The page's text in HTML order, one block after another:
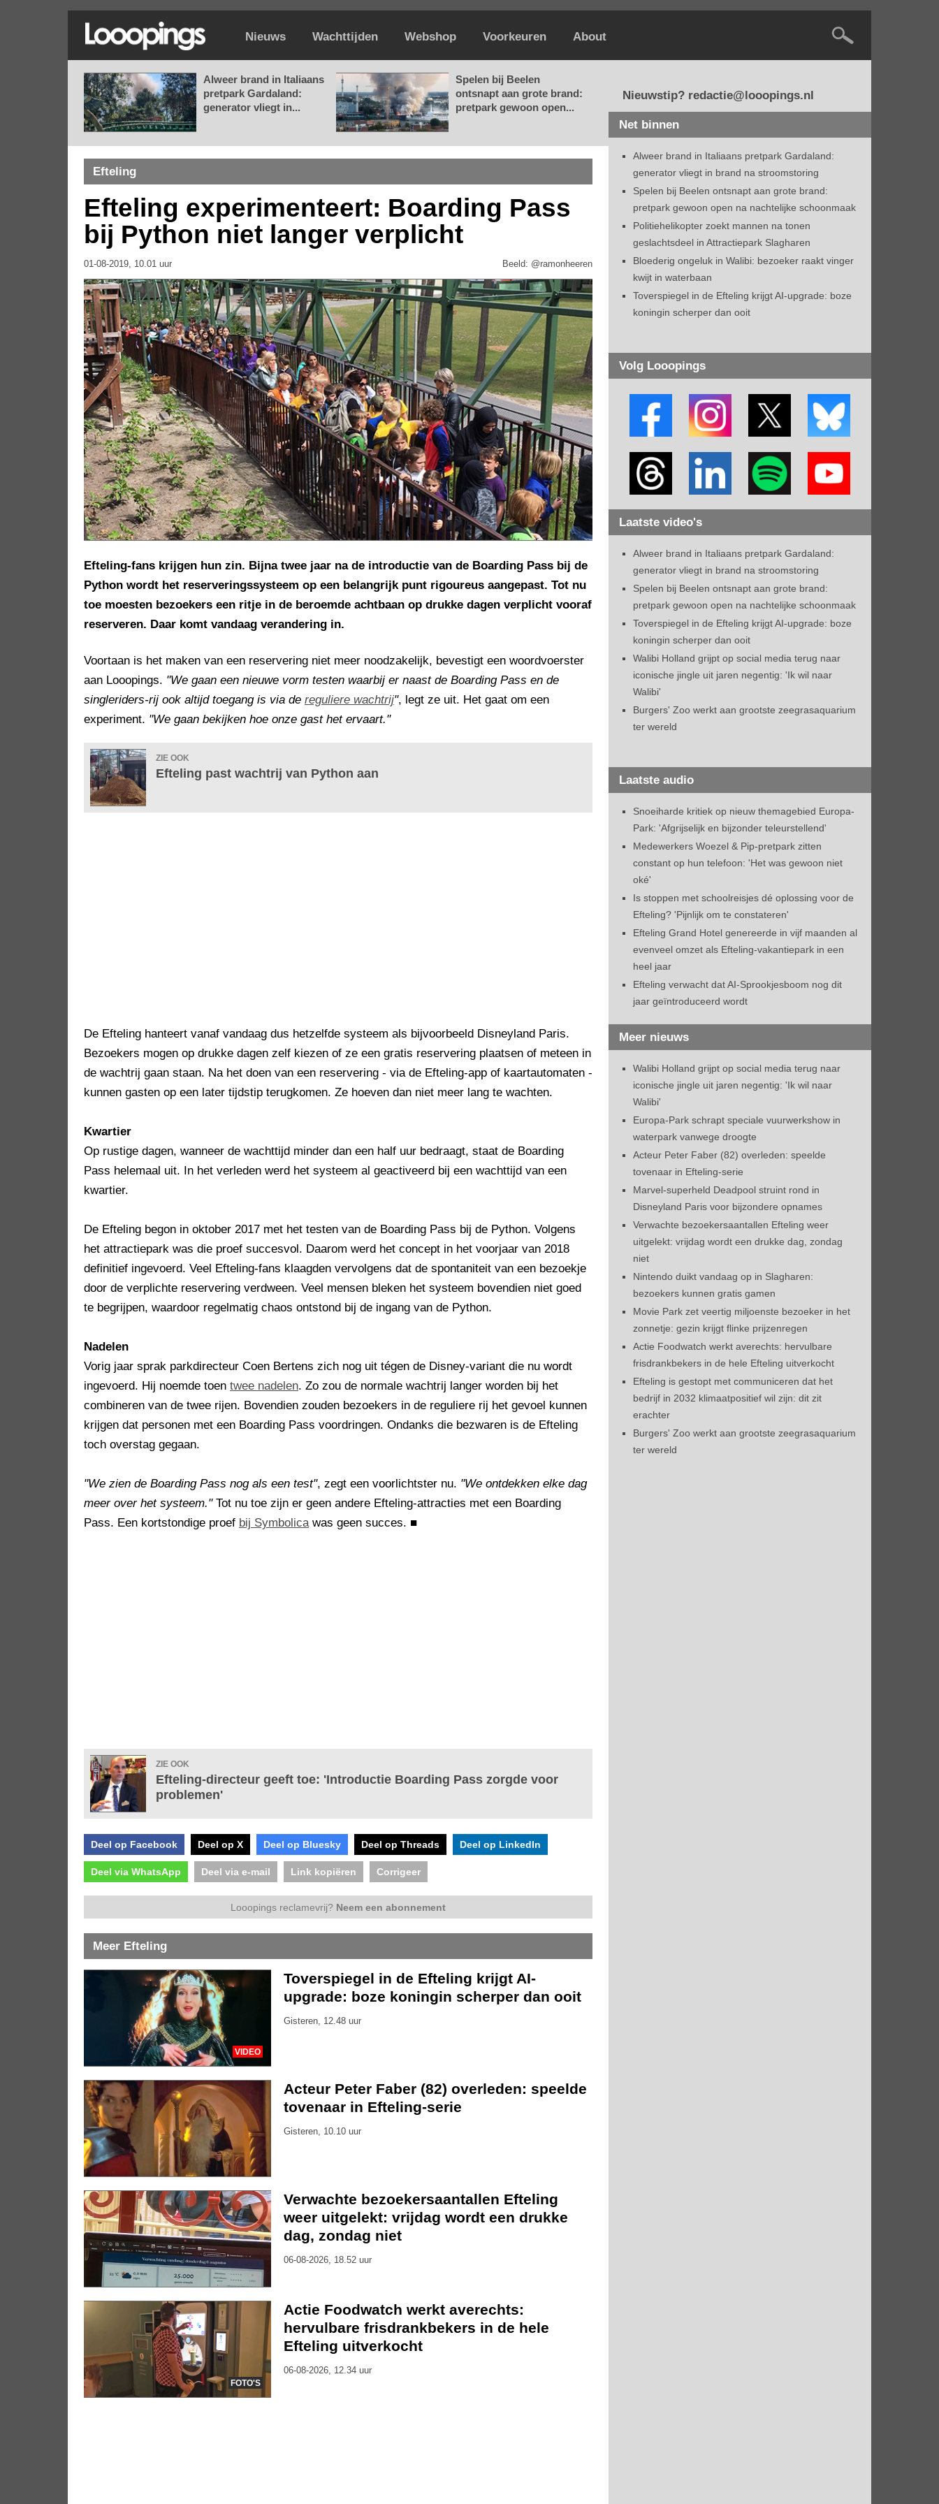
Nieuws Wachttijden Webshop Voorkeuren About
Alweer brand in Italiaans
pretpark Gardaland:
generator vliegt in...
Spelen bij Beelen
ontsnapt aan grote brand:
pretpark gewoon open...
Efteling
Efteling experimenteert: Boarding Pass
bij Python niet langer verplicht
01-08-2019, 10.01 uur Beeld: @ramonheeren
Efteling-fans krijgen hun zin. Bijna twee jaar na de introductie van de Boarding Pass bij de
Python wordt het reserveringssysteem op een belangrijk punt rigoureus aangepast. Tot nu
toe moesten bezoekers een ritje in de beroemde achtbaan op drukke dagen verplicht vooraf
reserveren. Daar komt vandaag verandering in.
Voortaan is het maken van een reservering niet meer noodzakelijk, bevestigt een woordvoerster
aan Looopings. "We gaan een nieuwe vorm testen waarbij er naast de Boarding Pass en de
singleriders-rij ook altijd toegang is via de reguliere wachtrij", legt ze uit. Het gaat om een
experiment. "We gaan bekijken hoe onze gast het ervaart."
ZIE OOK
Efteling past wachtrij van Python aan
De Efteling hanteert vanaf vandaag dus hetzelfde systeem als bijvoorbeeld Disneyland Paris.
Bezoekers mogen op drukke dagen zelf kiezen of ze een gratis reservering plaatsen of meteen in
de wachtrij gaan staan. Na het doen van een reservering - via de Efteling-app of kaartautomaten -
kunnen gasten op een later tijdstip terugkomen. Ze hoeven dan niet meer lang te wachten.
Kwartier
Op rustige dagen, wanneer de wachttijd minder dan een half uur bedraagt, staat de Boarding
Pass helemaal uit. In het verleden werd het systeem al geactiveerd bij een wachttijd van een
kwartier.
De Efteling begon in oktober 2017 met het testen van de Boarding Pass bij de Python. Volgens
het attractiepark was die proef succesvol. Daarom werd het concept in het voorjaar van 2018
definitief ingevoerd. Veel Efteling-fans klaagden vervolgens dat de spontaniteit van een bezoekje
door de verplichte reservering verdween. Veel mensen bleken het systeem bovendien niet goed
te begrijpen, waardoor regelmatig chaos ontstond bij de ingang van de Python.
Nadelen
Vorig jaar sprak parkdirecteur Coen Bertens zich nog uit tégen de Disney-variant die nu wordt
ingevoerd. Hij noemde toen twee nadelen. Zo zou de normale wachtrij langer worden bij het
combineren van de twee rijen. Bovendien zouden bezoekers in de reguliere rij het gevoel kunnen
krijgen dat personen met een Boarding Pass voordringen. Ondanks die bezwaren is de Efteling
toch overstag gegaan.
"We zien de Boarding Pass nog als een test", zegt een voorlichtster nu. "We ontdekken elke dag
meer over het systeem."Tot nu toe zijn er geen andere Efteling-attracties met een Boarding
Pass. Een kortstondige proef bij Symbolicawas geen succes. ■
ZIE OOK
Efteling-directeur geeft toe: 'Introductie Boarding Pass zorgde voor
problemen'
Deel op Facebook Deel op X Deel op Bluesky Deel op Threads Deel op LinkedIn
Deel via WhatsApp Deel via e-mail Link kopiëren Corrigeer
Looopings reclamevrij? Neem een abonnement
Meer Efteling
VIDEO
Toverspiegel in de Efteling krijgt AI-
upgrade: boze koningin scherper dan ooit
Gisteren, 12.48 uur
Acteur Peter Faber (82) overleden: speelde
tovenaar in Efteling-serie
Gisteren, 10.10 uur
Verwachte bezoekersaantallen Efteling
weer uitgelekt: vrijdag wordt een drukke
dag, zondag niet
06-08-2026, 18.52 uur
FOTO'S
Actie Foodwatch werkt averechts:
hervulbare frisdrankbekers in de hele
Efteling uitverkocht
06-08-2026, 12.34 uur
Nieuwstip? redactie@looopings.nl
Net binnen
Alweer brand in Italiaans pretpark Gardaland:
generator vliegt in brand na stroomstoring
Spelen bij Beelen ontsnapt aan grote brand:
pretpark gewoon open na nachtelijke schoonmaak
Politiehelikopter zoekt mannen na tonen
geslachtsdeel in Attractiepark Slagharen
Bloederig ongeluk in Walibi: bezoeker raakt vinger
kwijt in waterbaan
Toverspiegel in de Efteling krijgt AI-upgrade: boze
koningin scherper dan ooit
Volg Looopings
Laatste video's
Alweer brand in Italiaans pretpark Gardaland:
generator vliegt in brand na stroomstoring
Spelen bij Beelen ontsnapt aan grote brand:
pretpark gewoon open na nachtelijke schoonmaak
Toverspiegel in de Efteling krijgt AI-upgrade: boze
koningin scherper dan ooit
Walibi Holland grijpt op social media terug naar
iconische jingle uit jaren negentig: 'Ik wil naar
Walibi'
Burgers' Zoo werkt aan grootste zeegrasaquarium
ter wereld
Laatste audio
Snoeiharde kritiek op nieuw themagebied Europa-
Park: 'Afgrijselijk en bijzonder teleurstellend'
Medewerkers Woezel & Pip-pretpark zitten
constant op hun telefoon: 'Het was gewoon niet
oké'
Is stoppen met schoolreisjes dé oplossing voor de
Efteling? 'Pijnlijk om te constateren'
Efteling Grand Hotel genereerde in vijf maanden al
evenveel omzet als Efteling-vakantiepark in een
heel jaar
Efteling verwacht dat AI-Sprookjesboom nog dit
jaar geïntroduceerd wordt
Meer nieuws
Walibi Holland grijpt op social media terug naar
iconische jingle uit jaren negentig: 'Ik wil naar
Walibi'
Europa-Park schrapt speciale vuurwerkshow in
waterpark vanwege droogte
Acteur Peter Faber (82) overleden: speelde
tovenaar in Efteling-serie
Marvel-superheld Deadpool struint rond in
Disneyland Paris voor bijzondere opnames
Verwachte bezoekersaantallen Efteling weer
uitgelekt: vrijdag wordt een drukke dag, zondag
niet
Nintendo duikt vandaag op in Slagharen:
bezoekers kunnen gratis gamen
Movie Park zet veertig miljoenste bezoeker in het
zonnetje: gezin krijgt flinke prijzenregen
Actie Foodwatch werkt averechts: hervulbare
frisdrankbekers in de hele Efteling uitverkocht
Efteling is gestopt met communiceren dat het
bedrijf in 2032 klimaatpositief wil zijn: dit zit
erachter
Burgers' Zoo werkt aan grootste zeegrasaquarium
ter wereld